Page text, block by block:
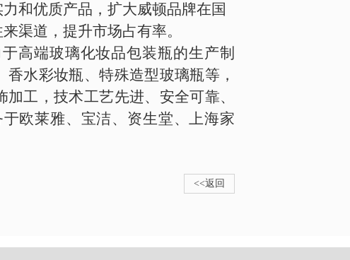
和优质产品，扩大威顿品牌在国
渠道，提升市场占有率。
高端玻璃化妆品包装瓶的生产制
水彩妆瓶、特殊造型玻璃瓶等，
工，技术工艺先进、安全可靠、
欧莱雅、宝洁、资生堂、上海家
<<返回